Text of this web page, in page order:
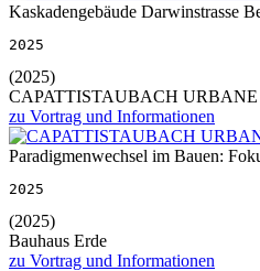
Kaskadengebäude Darwinstrasse
2025
(2025)
CAPATTISTAUBACH
zu Vortrag und Informationen
Paradigmenwechsel im Bauen:
2025
(2025)
Bauhaus Erde
zu Vortrag und Informationen